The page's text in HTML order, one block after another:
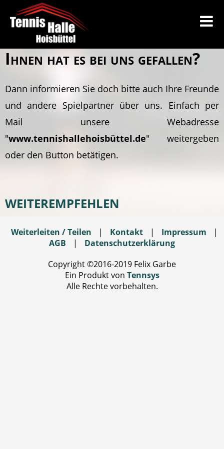
Ihnen hat es bei uns gefallen?
Dann informieren Sie doch bitte auch Ihre Freunde
und andere Spielpartner über uns. Einfach per
Mail unsere Webadresse
"www.tennishallehoisbüttel.de" weitergeben
oder den Button betätigen.
WEITEREMPFEHLEN
Weiterleiten / Teilen | Kontakt | Impressum
|
AGB
|
Datenschutzerklärung
Copyright ©2016-2019 Felix Garbe
Ein Produkt von Tennsys
Alle Rechte vorbehalten.